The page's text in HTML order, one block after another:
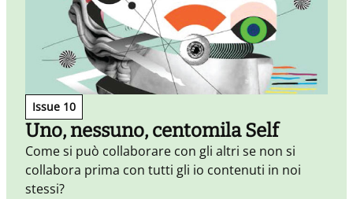
Issue 10
Uno, nessuno, centomila Self
Come si può collaborare con gli altri se non si
collabora prima con tutti gli io contenuti in noi
stessi?